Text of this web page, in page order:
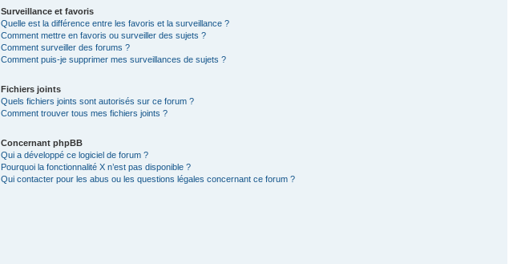
Surveillance et favoris
Quelle est la différence entre les favoris et la surveillance ?
Comment mettre en favoris ou surveiller des sujets ?
Comment surveiller des forums ?
Comment puis-je supprimer mes surveillances de sujets ?
Fichiers joints
Quels fichiers joints sont autorisés sur ce forum ?
Comment trouver tous mes fichiers joints ?
Concernant phpBB
Qui a développé ce logiciel de forum ?
Pourquoi la fonctionnalité X n’est pas disponible ?
Qui contacter pour les abus ou les questions légales concernant ce forum ?